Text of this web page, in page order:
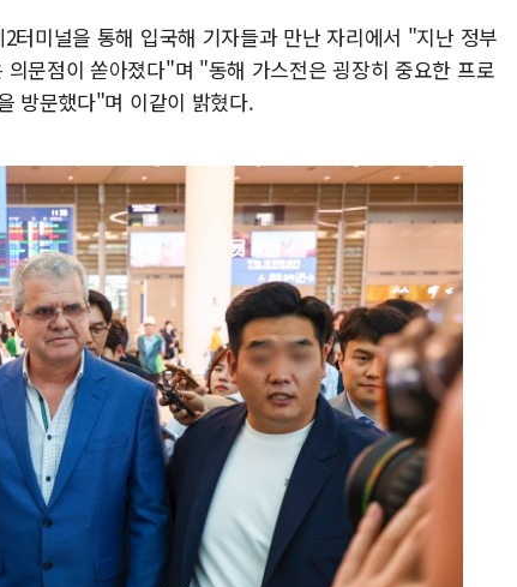
터미널을 통해 입국해 기자들과 만난 자리에서 "지난 정부
문점이 쏟아졌다"며 "동해 가스전은 굉장히 중요한 프로
방문했다"며 이같이 밝혔다.